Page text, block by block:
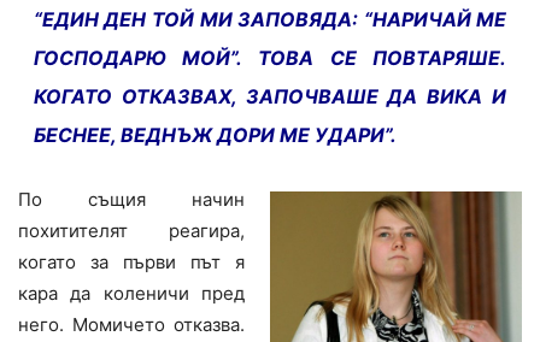
“ЕДИН ДЕН ТОЙ МИ ЗАПОВЯДА: “НАРИЧАЙ МЕ
ГОСПОДАРЮ МОЙ”. ТОВА СЕ ПОВТАРЯШЕ.
КОГАТО ОТКАЗВАХ, ЗАПОЧВАШЕ ДА ВИКА И
БЕСНЕЕ, ВЕДНЪЖ ДОРИ МЕ УДАРИ”.
По същия начин
похитителят реагира,
когато за първи път я
кара да коленичи пред
него. Момичето отказва.